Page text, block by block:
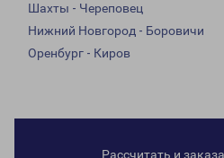
Шахты - Череповец
Нижний Новгород - Боровичи
Оренбург - Киров
Рассчитать и